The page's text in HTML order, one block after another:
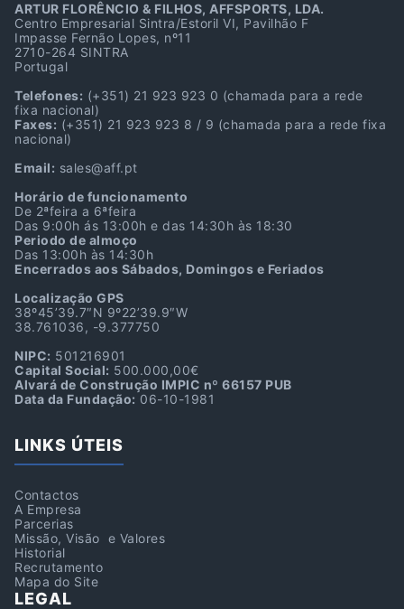
ARTUR FLORÊNCIO & FILHOS, AFFSPORTS, LDA.
Centro Empresarial Sintra/Estoril VI, Pavilhão F
Impasse Fernão Lopes, nº11
2710-264 SINTRA
Portugal
Telefones: (+351) 21 923 923 0 (chamada para a rede
fixa nacional)
Faxes: (+351) 21 923 923 8 / 9 (chamada para a rede fixa
nacional)
Email: sales@aff.pt
Horário de funcionamento
De 2ªfeira a 6ªfeira
Das 9:00h ás 13:00h e das 14:30h às 18:30
Periodo de almoço
Das 13:00h às 14:30h
Encerrados aos Sábados, Domingos e Feriados
Localização GPS
38º45’39.7″N 9º22’39.9″W
38.761036, -9.377750
NIPC: 501216901
Capital Social: 500.000,00€
Alvará de Construção IMPIC nº 66157 PUB
Data da Fundação: 06-10-1981
LINKS ÚTEIS
Contactos
A Empresa
Parcerias
Missão, Visão e Valores
Historial
Recrutamento
Mapa do Site
LEGAL